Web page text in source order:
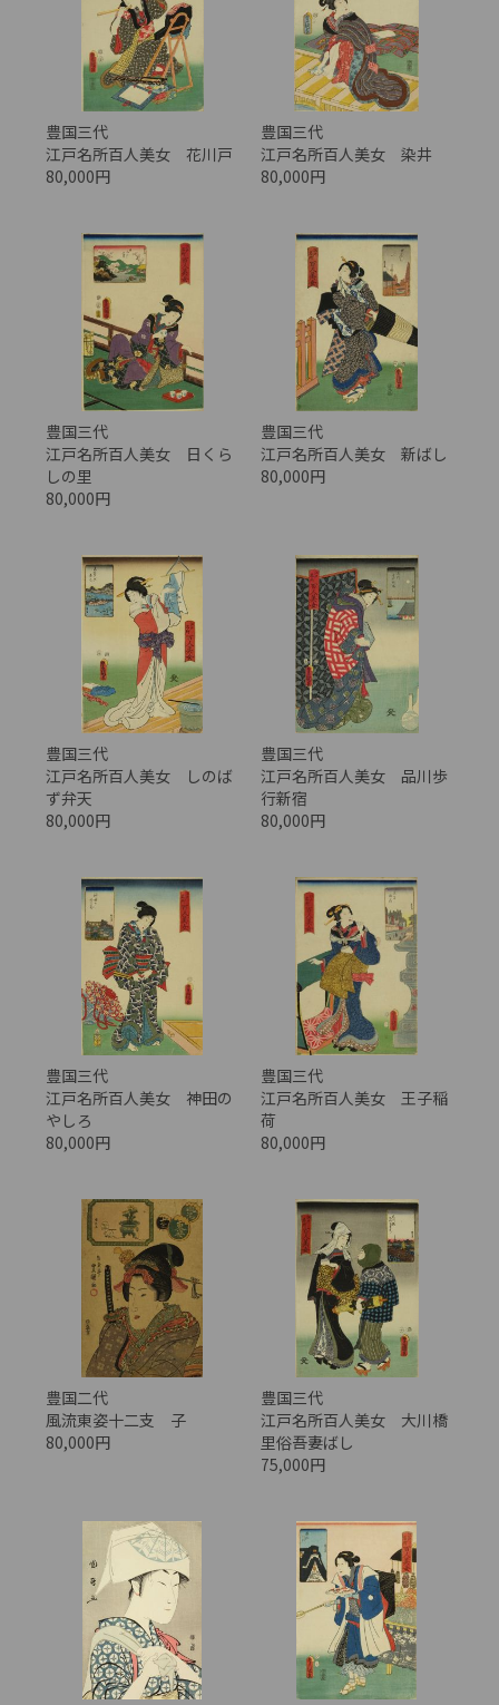
豊国三代
江戸名所百人美女 花川戸
80,000円
豊国三代
江戸名所百人美女 染井
80,000円
豊国三代
江戸名所百人美女 日くら
しの里
80,000円
豊国三代
江戸名所百人美女 新ばし
80,000円
豊国三代
江戸名所百人美女 しのば
ず弁天
80,000円
豊国三代
江戸名所百人美女 品川歩
行新宿
80,000円
豊国三代
江戸名所百人美女 神田の
やしろ
80,000円
豊国三代
江戸名所百人美女 王子稲
荷
80,000円
豊国二代
風流東姿十二支 子
80,000円
豊国三代
江戸名所百人美女 大川橋
里俗吾妻ばし
75,000円